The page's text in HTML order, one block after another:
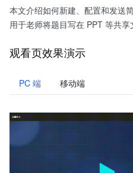
本文介绍如何新建、配置和发送
用于老师将题目写在 PPT 等共享
观看页效果演示
PC 端 移动端